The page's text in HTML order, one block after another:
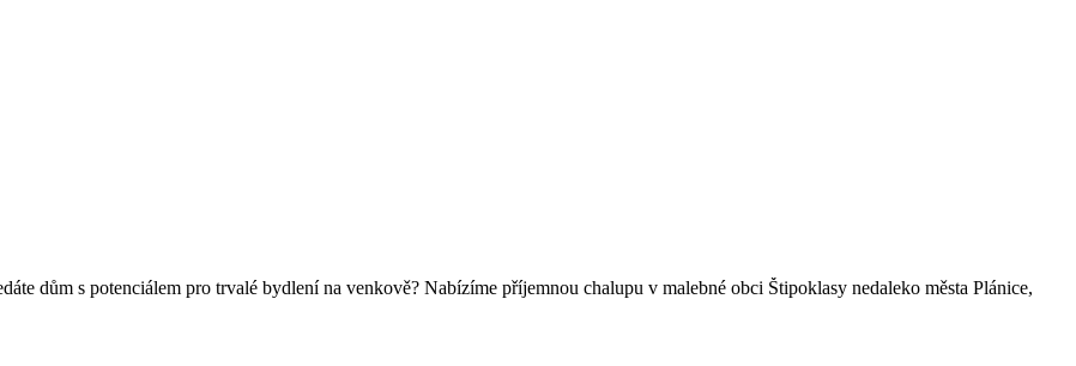
dům s potenciálem pro trvalé bydlení na venkově? Nabízíme příjemnou chalupu v malebné obci Štipoklasy nedaleko města Plánice,